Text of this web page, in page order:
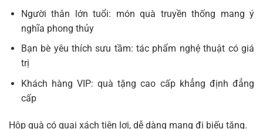
Người thân lớn tuổi: món quà truyền thống mang ý
nghĩa phong thủy
Bạn bè yêu thích sưu tầm: tác phẩm nghệ thuật có giá
trị
Khách hàng VIP: quà tặng cao cấp khẳng định đẳng
cấp
Hộp quà có quai xách tiện lợi, dễ dàng mang đi biếu tặng.